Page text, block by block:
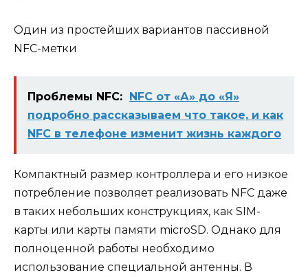
Один из простейших вариантов пассивной
NFC-метки
Проблемы NFC: NFC от «А» до «Я»
подробно рассказываем что такое, и как
NFC в телефоне изменит жизнь каждого
Компактный размер контроллера и его низкое
потребление позволяет реализовать NFC даже
в таких небольших конструкциях, как SIM-
карты или карты памяти microSD. Однако для
полноценной работы необходимо
использование специальной антенны. В